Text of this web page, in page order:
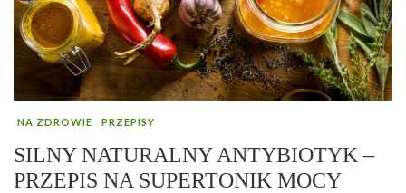
NA ZDROWIE PRZEPISY
SILNY NATURALNY ANTYBIOTYK –
PRZEPIS NA SUPERTONIK MOCY